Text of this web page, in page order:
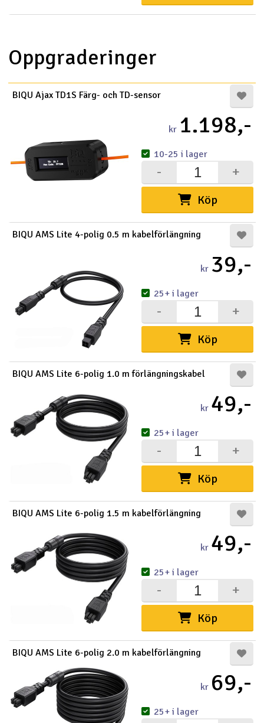
Oppgraderinger
BIQU Ajax TD1S Färg- och TD-sensor
kr 1.198,-
Köp
+
-
10-25 i lager
BIQU AMS Lite 4-polig 0.5 m kabelförlängning
kr 39,-
Köp
+
-
25+ i lager
BIQU AMS Lite 6-polig 1.0 m förlängningskabel
kr 49,-
Köp
+
-
25+ i lager
BIQU AMS Lite 6-polig 1.5 m kabelförlängning
kr 49,-
Köp
+
-
25+ i lager
BIQU AMS Lite 6-polig 2.0 m kabelförlängning
kr 69,-
25+ i lager